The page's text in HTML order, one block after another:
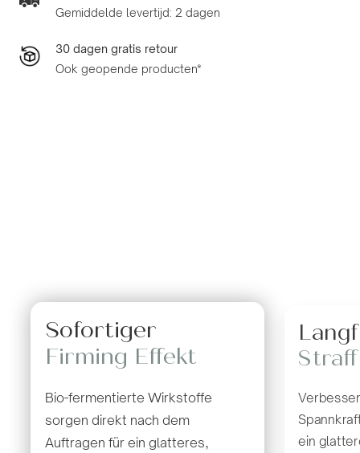
Gemiddelde levertijd: 2 dagen
30 dagen gratis retour
Ook geopende producten*
Sofortiger
Firming Effekt
Bio-fermentierte Wirkstoffe
sorgen direkt nach dem
Auftragen für ein glatteres,
ein